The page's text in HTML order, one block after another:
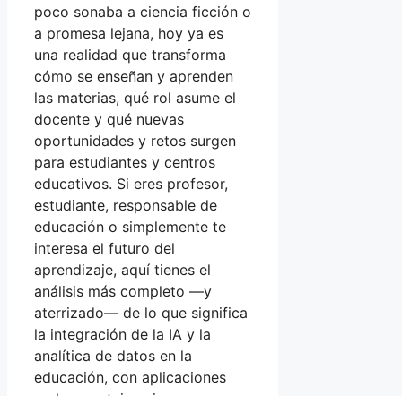
poco sonaba a ciencia ficción o
a promesa lejana, hoy ya es
una realidad que transforma
cómo se enseñan y aprenden
las materias, qué rol asume el
docente y qué nuevas
oportunidades y retos surgen
para estudiantes y centros
educativos. Si eres profesor,
estudiante, responsable de
educación o simplemente te
interesa el futuro del
aprendizaje, aquí tienes el
análisis más completo —y
aterrizado— de lo que significa
la integración de la IA y la
analítica de datos en la
educación, con aplicaciones